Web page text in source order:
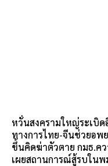
หวั่นสงครามใหญ่ระเบิด
ทางการไทย-จีนช่วยอพ
ขึ้นคิดฆ่าตัวตาย กมธ.ค
เผยสถานการณ์สู้รบในพ